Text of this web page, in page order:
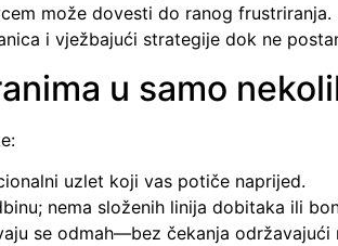
može dovesti do ranog frustriranja.
i vježbajući strategije dok ne
u samo
uzlet koji vas potiče naprijed.
nema složenih linija dobitaka ili
se odmah—bez čekanja održavajući